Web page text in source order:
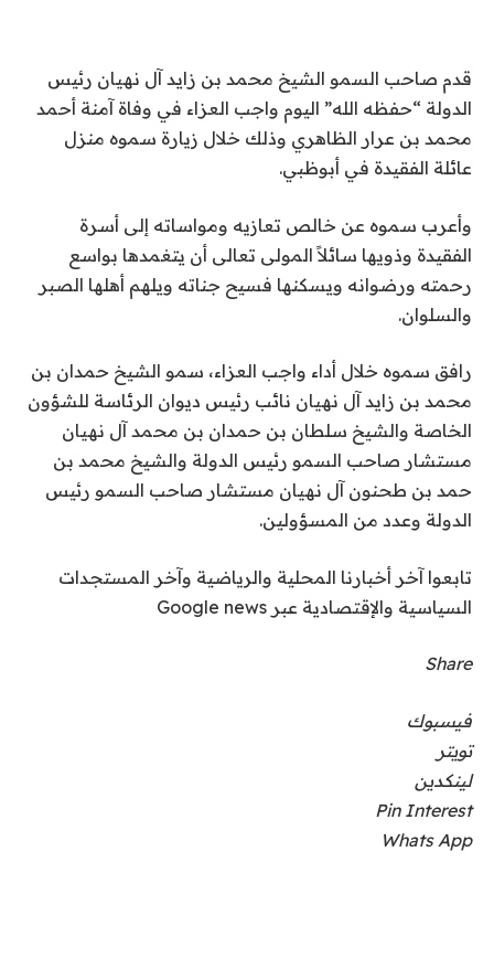
قدم صاحب السمو الشيخ محمد بن زايد آل نهيان رئيس
الدولة “حفظه الله” اليوم واجب العزاء في وفاة آمنة أحمد
محمد بن عرار الظاهري وذلك خلال زيارة سموه منزل
عائلة الفقيدة في أبوظبي.
وأعرب سموه عن خالص تعازيه ومواساته إلى أسرة
الفقيدة وذويها سائلاً المولى تعالى أن يتغمدها بواسع
رحمته ورضوانه ويسكنها فسيح جناته ويلهم أهلها الصبر
والسلوان.
رافق سموه خلال أداء واجب العزاء، سمو الشيخ حمدان بن
محمد بن زايد آل نهيان نائب رئيس ديوان الرئاسة للشؤون
الخاصة والشيخ سلطان بن حمدان بن محمد آل نهيان
مستشار صاحب السمو رئيس الدولة والشيخ محمد بن
حمد بن طحنون آل نهيان مستشار صاحب السمو رئيس
الدولة وعدد من المسؤولين.
تابعوا آخر أخبارنا المحلية والرياضية وآخر المستجدات
السياسية والإقتصادية عبر Google news
Share
فيسبوك
تويتر
لينكدين
Pin Interest
Whats App